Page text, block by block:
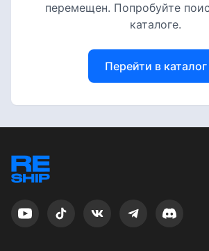
перемещен. Попробуйте
каталоге.
Перейти в каталог